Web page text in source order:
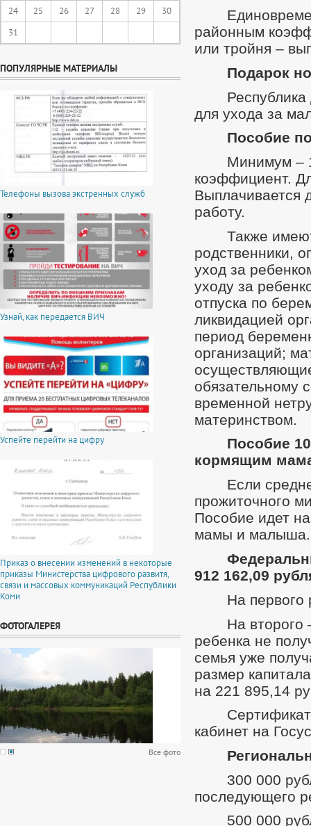
24
25 26 27 28 29
30
31
ПОПУЛЯРНЫЕ МАТЕРИАЛЫ
Телефоны вызова экстренных служб
Узнай, как передается ВИЧ
Успейте перейти на цифру
Приказ о внесении изменений в некоторые
приказы Министерства цифрового развитя,
связи и массовых коммуникаций Республики
Коми
ФОТОГАЛЕРЕЯ
Все фото
районным
или тройня –
Подарок
для ухода за
Пособие
Минимум –
коэффициент.
Выплачивается
работу.
Также
родственники,
уход за
уходу за
отпуска по
ликвидацией
период
организаций;
обязательному
временной
материнством.
Пособие
кормящим
Если
прожиточного
Пособие идет
мамы и малыша.
912 162,09
На первого
На второго
ребенка не
семья уже
размер
на 221 895,14
кабинет на
300 000
последующего
500 000